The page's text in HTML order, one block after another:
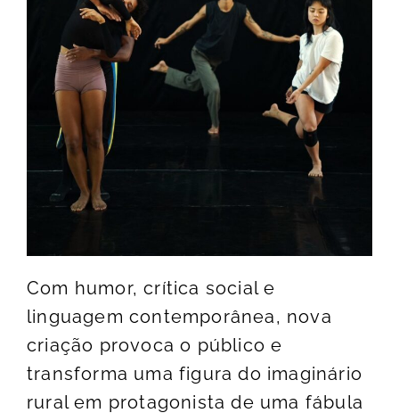
Com humor, crítica social e
linguagem contemporânea, nova
criação provoca o público e
transforma uma figura do imaginário
rural em protagonista de uma fábula